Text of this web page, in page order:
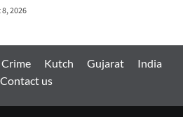
2026
Crime Kutch Gujarat
India
Contact us